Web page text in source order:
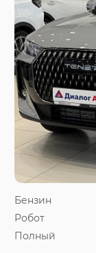
Бензин
Робот
Полный